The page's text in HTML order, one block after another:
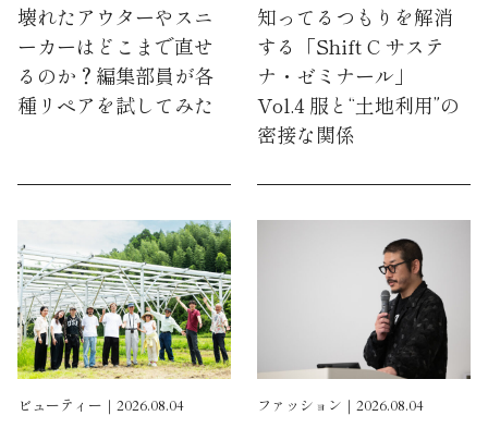
壊れたアウターやスニ
ーカーはどこまで直せ
るのか？編集部員が各
種リペアを試してみた
知ってるつもりを解消
する「Shift C サステ
ナ・ゼミナール」
Vol.4 服と“土地利用”の
密接な関係
ビューティー｜2026.08.04 ファッション｜2026.08.04